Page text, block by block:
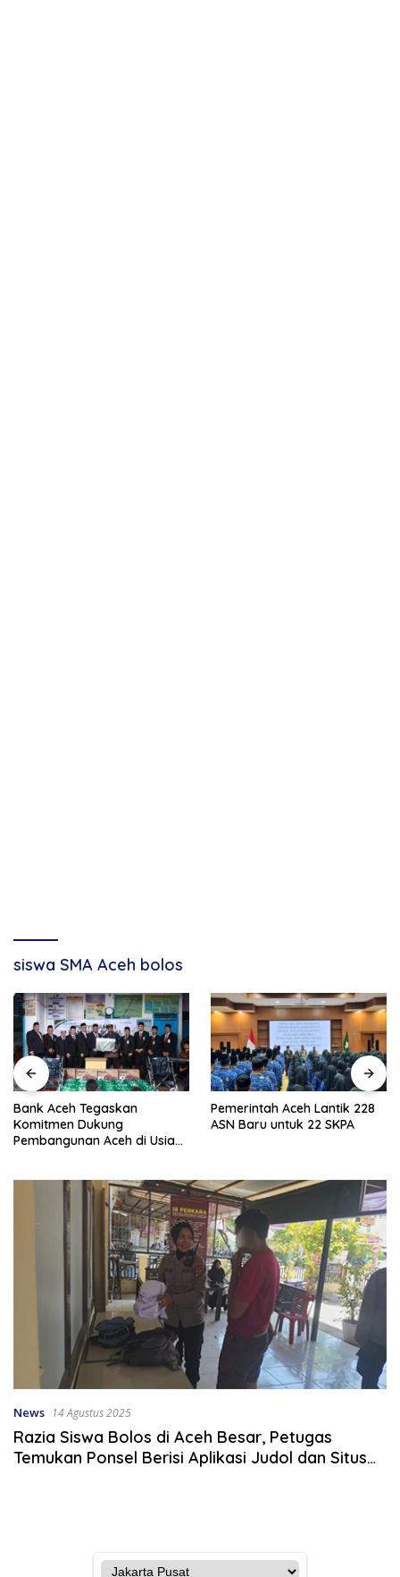
siswa SMA Aceh bolos
Bank Aceh Tegaskan
Komitmen Dukung
Pembangunan Aceh di Usia
Pemerintah Aceh Lantik 228
ASN Baru untuk 22 SKPA
News 14 Agustus 2025
Razia Siswa Bolos di Aceh Besar, Petugas
Temukan Ponsel Berisi Aplikasi Judol dan Situs